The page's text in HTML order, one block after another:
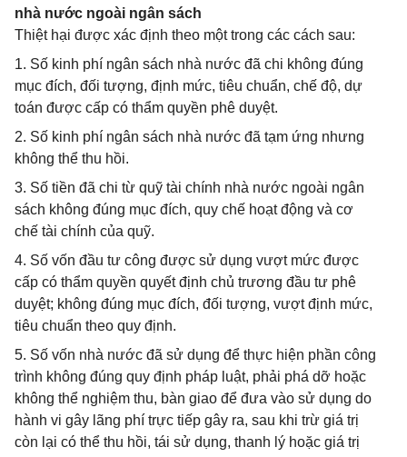
nhà nước ngoài ngân sách
Thiệt hại được xác định theo một trong các cách sau:
1. Số kinh phí ngân sách nhà nước đã chi không đúng
mục đích, đối tượng, định mức, tiêu chuẩn, chế độ, dự
toán được cấp có thẩm quyền phê duyệt.
2. Số kinh phí ngân sách nhà nước đã tạm ứng nhưng
không thể thu hồi.
3. Số tiền đã chi từ quỹ tài chính nhà nước ngoài ngân
sách không đúng mục đích, quy chế hoạt động và cơ
chế tài chính của quỹ.
4. Số vốn đầu tư công được sử dụng vượt mức được
cấp có thẩm quyền quyết định chủ trương đầu tư phê
duyệt; không đúng mục đích, đối tượng, vượt định mức,
tiêu chuẩn theo quy định.
5. Số vốn nhà nước đã sử dụng để thực hiện phần công
trình không đúng quy định pháp luật, phải phá dỡ hoặc
không thể nghiệm thu, bàn giao để đưa vào sử dụng do
hành vi gây lãng phí trực tiếp gây ra, sau khi trừ giá trị
còn lại có thể thu hồi, tái sử dụng, thanh lý hoặc giá trị